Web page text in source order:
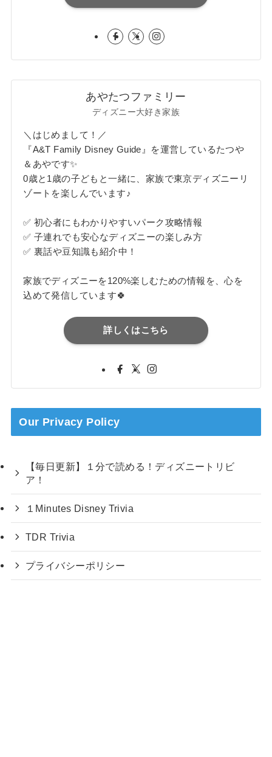
あやたつファミリー
ディズニー大好き家族
＼はじめまして！／
『A&T Family Disney Guide』を運営しているたつや
＆あやです✨
0歳と1歳の子どもと一緒に、家族で東京ディズニーリ
ゾートを楽しんでいます♪
✅ 初心者にもわかりやすいパーク攻略情報
✅ 子連れでも安心なディズニーの楽しみ方
✅ 裏話や豆知識も紹介中！
家族でディズニーを120%楽しむための情報を、心を
込めて発信しています🍀
詳しくはこちら
Our Privacy Policy
【毎日更新】１分で読める！ディズニートリビ
ア！
１Minutes Disney Trivia
TDR Trivia
プライバシーポリシー